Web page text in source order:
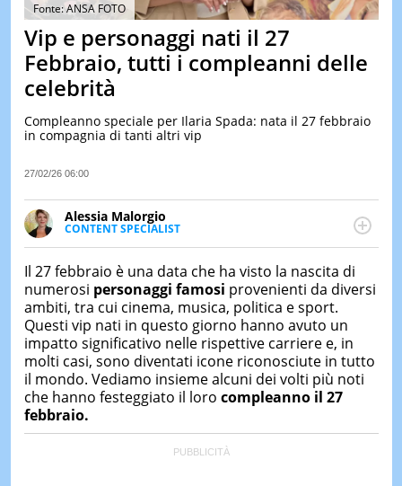
&
TEST
&
LE
DI
IERI
Fonte: ANSA FOTO
Vip e personaggi nati il 27
Febbraio, tutti i compleanni delle
celebrità
Compleanno speciale per Ilaria Spada: nata il 27 febbraio
in compagnia di tanti altri vip
27/02/26 06:00
Alessia Malorgio
CONTENT SPECIALIST
Ha conseguito un Master in Marketing Management
occupa della creazione di contenuti in ottica SEO e
dello sviluppo di strategie marketing attraverso
canali digitali.
Il 27 febbraio è una data che ha visto la nascita di
numerosi personaggi famosi provenienti da diversi
ambiti, tra cui cinema, musica, politica e sport.
Questi vip nati in questo giorno hanno avuto un
impatto significativo nelle rispettive carriere e, in
molti casi, sono diventati icone riconosciute in tutto
il mondo. Vediamo insieme alcuni dei volti più noti
che hanno festeggiato il loro compleanno il 27
febbraio.